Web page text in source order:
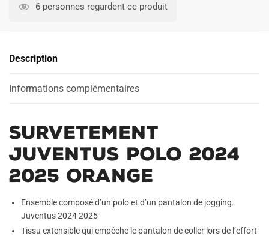
Orange
n
t
e
6 personnes regardent ce produit
Description
Informations complémentaires
Survetement
Juventus Polo 2024
2025 Orange
Ensemble composé d’un polo et d’un pantalon de jogging.
Juventus 2024 2025
Tissu extensible qui empêche le pantalon de coller lors de l’effort